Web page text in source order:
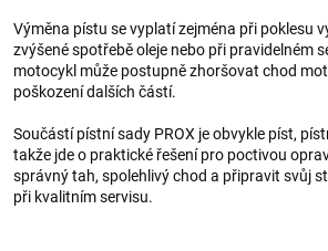
Výměna pístu se vyplatí zejména při poklesu
zvýšené spotřebě oleje nebo při pravidelném
motocykl může postupně zhoršovat chod
poškození dalších částí.
Součástí pístní sady PROX je obvykle píst,
takže jde o praktické řešení pro poctivou
správný tah, spolehlivý chod a připravit svůj
při kvalitním servisu.